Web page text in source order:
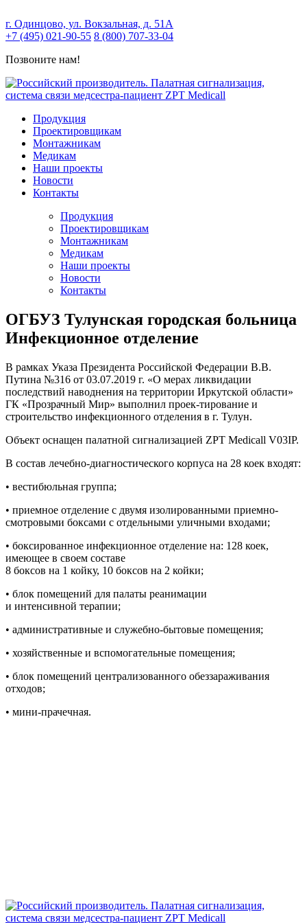
г. Одинцово, ул. Вокзальная, д. 51А
+7 (495) 021-90-55 8 (800) 707-33-04
Позвоните нам!
Продукция
Проектировщикам
Монтажникам
Медикам
Наши проекты
Новости
Контакты
Продукция
Проектировщикам
Монтажникам
Медикам
Наши проекты
Новости
Контакты
ОГБУЗ Тулунская городская больница
Инфекционное отделение
В рамках Указа Президента Российской Федерации В.В.
Путина №316 от 03.07.2019 г. «О мерах ликвидации
последствий наводнения на территории Иркутской области»
ГК «Прозрачный Мир» выполнил проек-тирование и
строительство инфекционного отделения в г. Тулун.
Объект оснащен палатной сигнализацией ZPT Medicall V03IP.
В состав лечебно-диагностического корпуса на 28 коек входят:
• вестибюльная группа;
• приемное отделение с двумя изолированными приемно-
смотровыми боксами с отдельными уличными входами;
• боксированное инфекционное отделение на: 128 коек,
имеющее в своем составе
8 боксов на 1 койку, 10 боксов на 2 койки;
• блок помещений для палаты реанимации
и интенсивной терапии;
• административные и служебно-бытовые помещения;
• хозяйственные и вспомогательные помещения;
• блок помещений централизованного обеззараживания
отходов;
• мини-прачечная.